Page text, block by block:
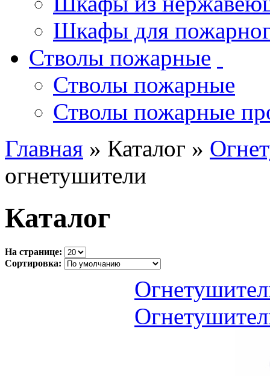
Шкафы для
Стволы пожарные
Стволы пожарные
Стволы пожарные
Главная » Каталог »
огнетушители
Каталог
На странице:
Сортировка: